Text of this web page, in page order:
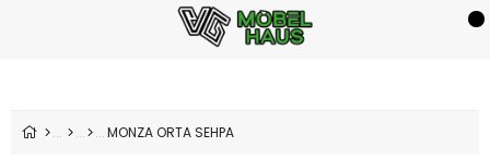
MONZA ORTA SEHPA